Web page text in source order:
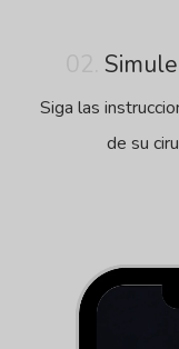
Siga las
de su